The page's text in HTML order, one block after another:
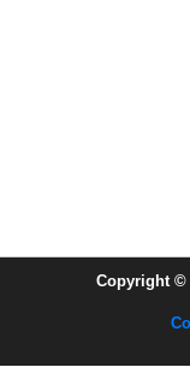
Copyright ©